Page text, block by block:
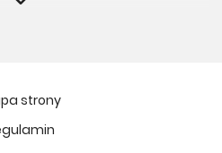
Niedziałkowskiego Park
strony